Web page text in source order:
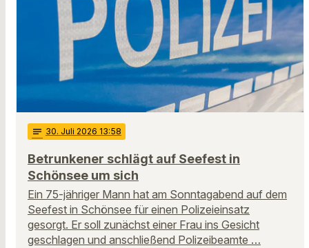
notes 30. Juli 2026 13:58
Betrunkener schlägt auf Seefest in
Schönsee um sich
Ein 75-jähriger Mann hat am Sonntagabend auf dem
Seefest in Schönsee für einen Polizeieinsatz
gesorgt. Er soll zunächst einer Frau ins Gesicht
geschlagen und anschließend Polizeibeamte …